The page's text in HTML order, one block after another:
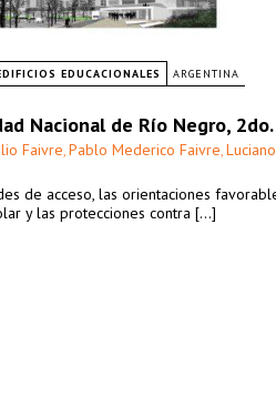
EDUCACIONALES ARGENTINA
Nacional de Río Negro,
Faivre, Pablo Mederico Faivre,
de acceso, las orientaciones
y las protecciones contra [...]